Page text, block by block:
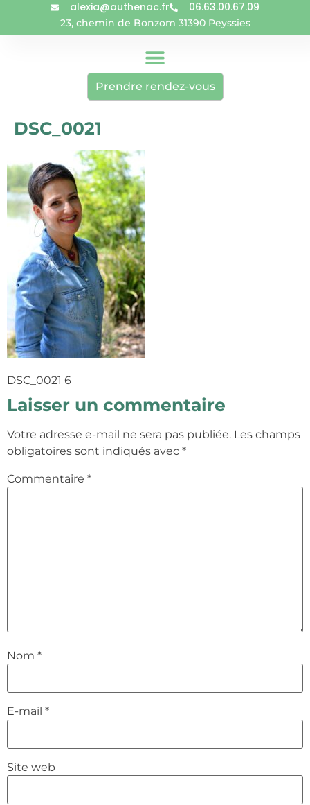
alexia@authenac.fr 06.63.00.67.09
23, chemin de Bonzom 31390 Peyssies
Prendre rendez-vous
DSC_0021
DSC_0021 6
Laisser un commentaire
Votre adresse e-mail ne sera pas publiée. Les champs
obligatoires sont indiqués avec *
Commentaire *
Nom *
E-mail *
Site web